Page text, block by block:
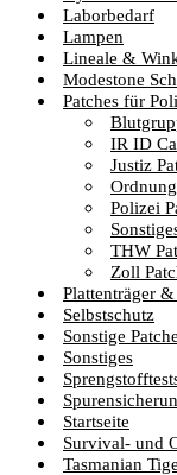
Laborbedarf
Lampen
Lineale &
Modestone
Patches für
IR ID
Justiz
Polizei
THW
Zoll
Plattenträger
Selbstschutz
Sonstige
Sonstiges
Startseite
Survival- und
Tasmanian